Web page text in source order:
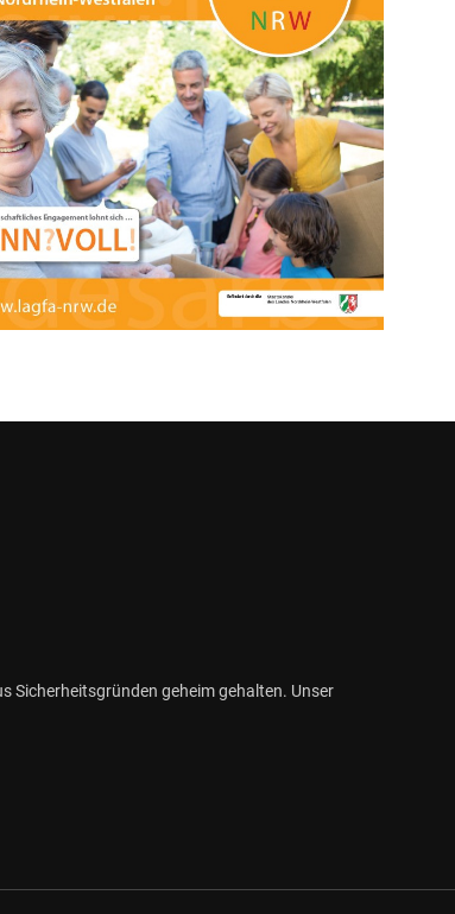
Sicherheitsgründen geheim gehalten. Unser